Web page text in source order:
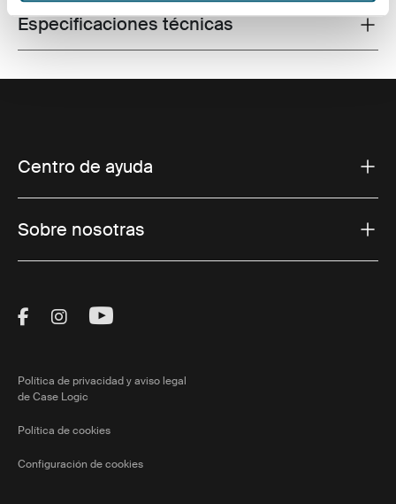
Toggle techspec
Especificaciones técnicas
Centro de ayuda
Sobre nosotras
Visit Thule on Facebook (external link)
Visit Thule on Instagram (external link)
Visit Thule on Youtube (external
Política de privacidad y aviso legal
de Case Logic
Política de cookies
Configuración de cookies